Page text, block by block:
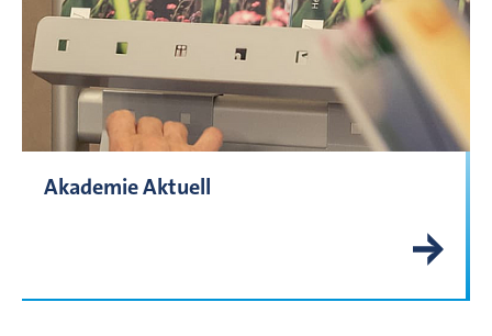
Akademie Aktuell